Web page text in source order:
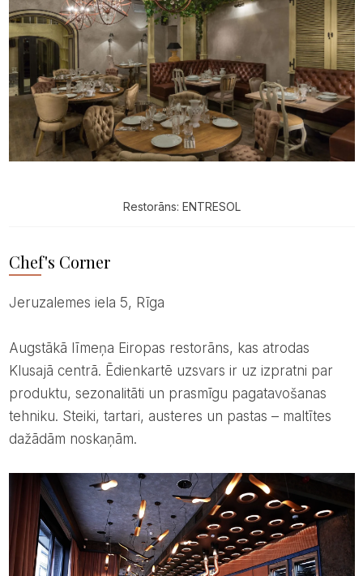
Restorāns: ENTRESOL
Chef's Corner
Jeruzalemes iela 5, Rīga
Augstākā līmeņa Eiropas restorāns, kas atrodas
Klusajā centrā. Ēdienkartē uzsvars ir uz izpratni par
produktu, sezonalitāti un prasmīgu pagatavošanas
tehniku. Steiki, tartari, austeres un pastas – maltītes
dažādām noskaņām.